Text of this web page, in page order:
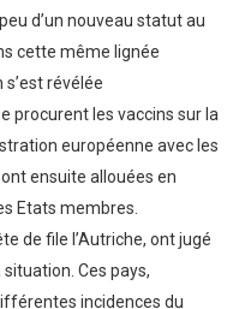
d’un nouveau statut au
cette même lignée
révélée
procurent les vaccins sur la
européenne avec les
ensuite allouées en
Etats membres.
de file l’Autriche, ont jugé
Ces pays,
incidences du